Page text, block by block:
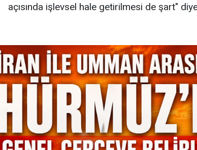
açısında işlevsel hale getirilmesi de şart"